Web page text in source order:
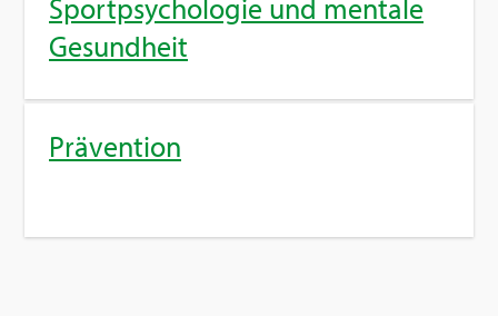
Sport­psy­cho­lo­gie und men­ta­le
Ge­sund­heit
Prä­ven­ti­on